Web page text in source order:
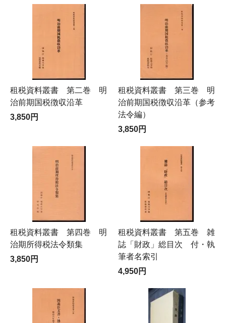
租税資料叢書 第二巻 明
治前期国税徴収沿革
3,850円
租税資料叢書 第三巻 明
治前期国税徴収沿革（参考
法令編）
3,850円
租税資料叢書 第四巻 明
治期所得税法令類集
3,850円
租税資料叢書 第五巻 雑
誌「財政」総目次 付・執
筆者名索引
4,950円